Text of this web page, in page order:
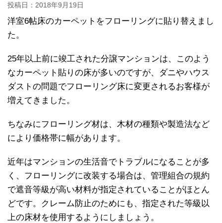
投稿日： 2018年9月19日
洋室6帖床のカーペットをフローリングに貼り替えまし
た。
25年以上前に竣工された分譲マンションは、このよう
なカーペット貼りの床が多いのですが、ダニやハウス
ダストの問題でフローリング床に変更されるお客様が
増えてきました。
ちなみにフローリング材は、木材の種類や製造法など
により価格帯に幅があります。
近年はマンションの生活音でトラブルになることが多
く、フローリングに改装する場合は、管理組合の規約
で遮音等級が高い材料が指定されていることがほとん
どです。クレーム防止のためにも、指定された等級以
上の床材を使用するようにしましょう。